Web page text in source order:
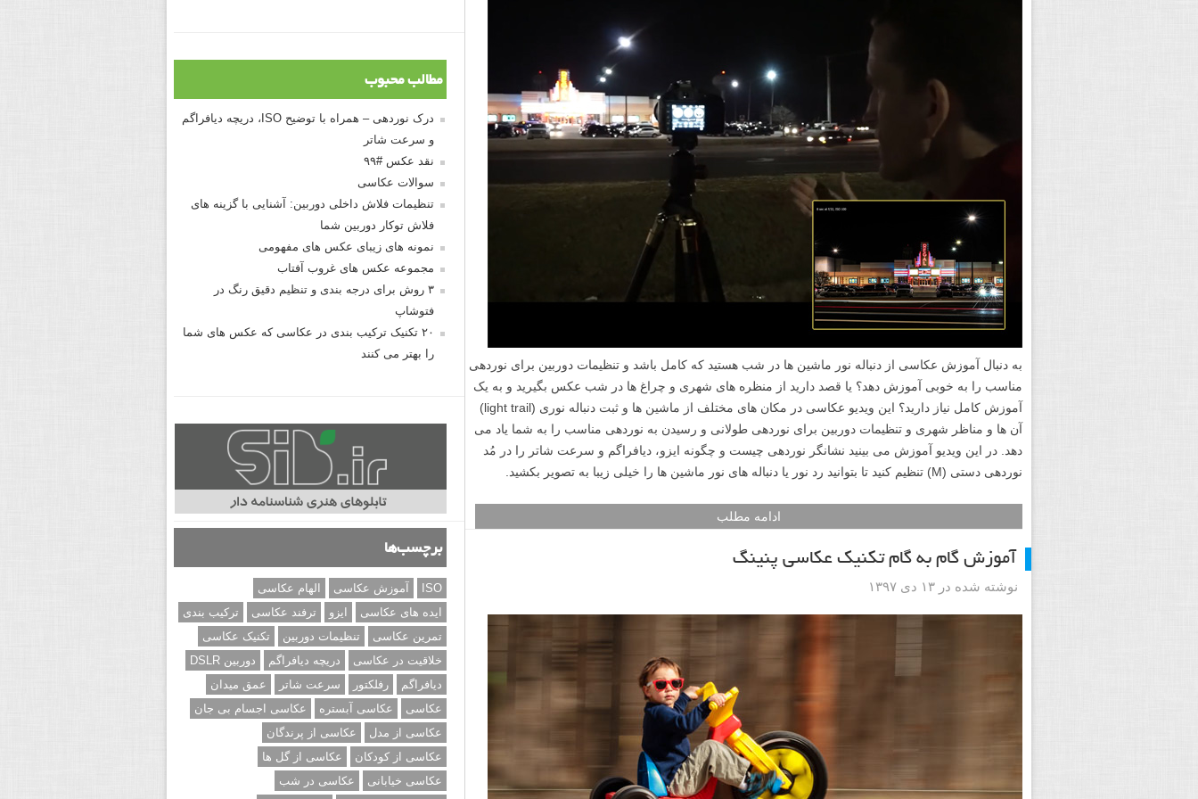
به دنبال آموزش عکاسی از دنباله نور ماشین ها در شب هستید که کامل باشد و تنظیمات دوربین برای نوردهی
مناسب را به خوبی آموزش دهد؟ یا قصد دارید از منظره های شهری و چراغ ها در شب عکس بگیرید و به یک
آموزش کامل نیاز دارید؟ این ویدیو عکاسی در مکان های مختلف از ماشین ها و ثبت دنباله نوری (light trail)
آن ها و مناظر شهری و تنظیمات دوربین برای نوردهی طولانی و رسیدن به نوردهی مناسب را به شما یاد می
دهد. در این ویدیو آموزش می بینید نشانگر نوردهی چیست و چگونه ایزو، دیافراگم و سرعت شاتر را در مُد
نوردهی دستی (M) تنظیم کنید تا بتوانید رد نور یا دنباله های نور ماشین ها را خیلی زیبا به تصویر بکشید.
ادامه مطلب
آموزش گام به گام تکنیک عکاسی پنینگ
نوشته شده در ۱۳ دی ۱۳۹۷
مطالب محبوب
درک نوردهی – همراه با توضیح ISO، دریچه دیافراگم
و سرعت شاتر
نقد عکس #۹۹
سوالات عکاسی
تنظیمات فلاش داخلی دوربین: آشنایی با گزینه های
فلاش توکار دوربین شما
نمونه های زیبای عکس های مفهومی
مجموعه عکس های غروب آفتاب
۳ روش برای درجه بندی و تنظیم دقیق رنگ در
فتوشاپ
۲۰ تکنیک ترکیب بندی در عکاسی که عکس های شما
را بهتر می کنند
برچسب‌ها
ISO آموزش عکاسی
الهام عکاسی
ایده های عکاسی
ایزو ترفند عکاسی
ترکیب بندی
تمرین عکاسی
تنظیمات دوربین
تکنیک عکاسی
خلاقیت در عکاسی
دریچه دیافراگم
دوربین DSLR
دیافراگم
رفلکتور سرعت شاتر
عمق میدان
عکاسی
عکاسی آبستره
عکاسی اجسام بی جان
عکاسی از مدل
عکاسی از پرندگان
عکاسی از کودکان
عکاسی از گل ها
عکاسی خیابانی
عکاسی در شب